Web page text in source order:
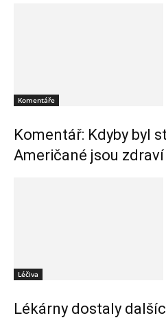
Komentáře
Komentář: Kdyby byl
Američané jsou
Léčiva
Lékárny dostaly